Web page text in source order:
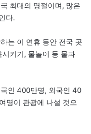
최대의 명절이며, 많은
다.
는 이 연휴 동안 전국 곳
키기, 물놀이 등 물과
인 400만명, 외국인 40
명이 관광에 나설 것으